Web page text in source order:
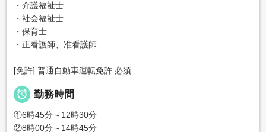
・介護福祉士
・社会福祉士
・保育士
・正看護師、准看護師
[免許] 普通自動車運転免許 必須
 勤務時間
①6時45分～12時30分
②8時00分～14時45分